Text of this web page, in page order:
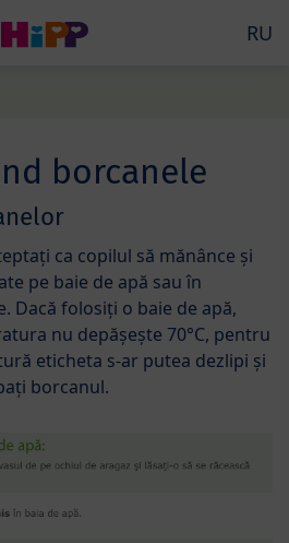
RU
borcanele
ca copilul să mănânce și
pe baie de apă sau în
Dacă folosiți o baie de apă,
nu depășește 70°C, pentru
eticheta s-ar putea dezlipi și
borcanul.